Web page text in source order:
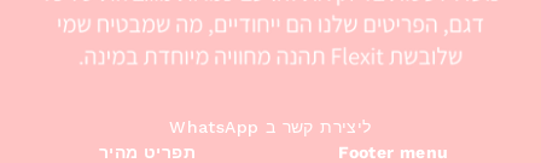
WhatsApp ליצירת קשר ב
תפריט מהיר
Footer menu